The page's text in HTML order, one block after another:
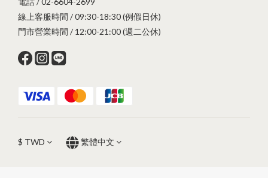
線上客服時間 / 09:30-18:30 (例假日休)
門市營業時間 / 12:00-21:00 (週二公休)
$ TWD 繁體中文